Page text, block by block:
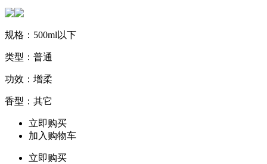
规格：500ml以下
类型：普通
功效：增柔
香型：其它
立即购买
加入购物车
立即购买